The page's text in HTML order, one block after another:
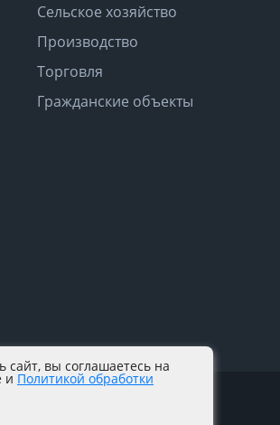
Сельское хозяйство
Производство
Торговля
Гражданские объекты
сайт, вы соглашаетесь на
и Политикой обработки